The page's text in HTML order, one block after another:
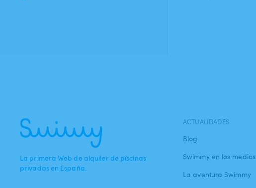
La primera Web de alquiler de piscinas
privadas en España.
ACTUALIDADES
Blog
Swimmy en los medios
La aventura Swimmy